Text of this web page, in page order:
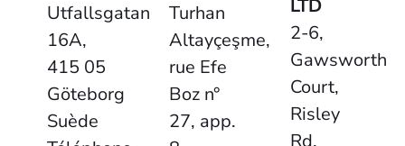
Utfallsgatan
16A,
415 05
Göteborg
Suède
Turhan
Altayçeşme,
rue Efe
Boz n°
27, app.
LTD
2-6,
Gawsworth
Court,
Risley
Rd,